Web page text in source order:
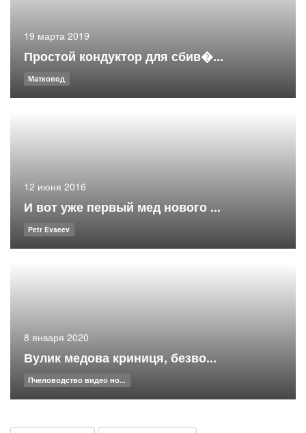
19 марта 2019
Простой кондуктор для сбив�...
Матковод
12 июня 2016
И вот уже первый мед нового ...
Petr Evseev
8 января 2020
Вулик медова криниця, безво...
Пчеловодство видео но...